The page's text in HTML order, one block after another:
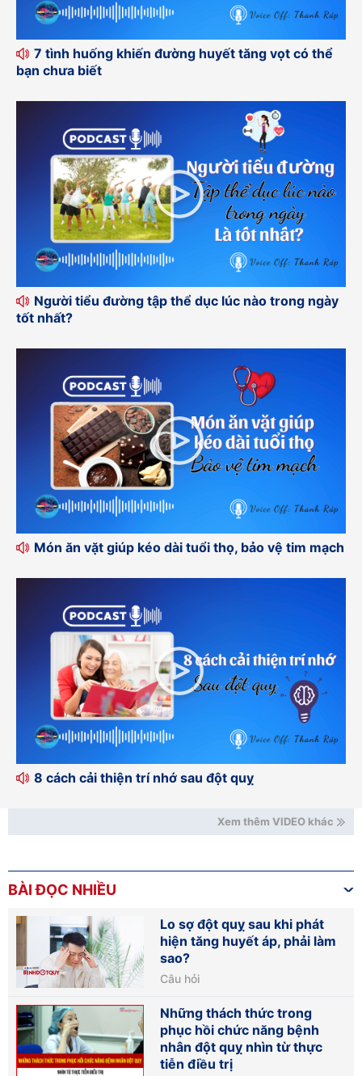
7 tình huống khiến đường huyết tăng vọt có thể
bạn chưa biết
Người tiểu đường tập thể dục lúc nào trong ngày
tốt nhất?
Món ăn vặt giúp kéo dài tuổi thọ, bảo vệ tim mạch
8 cách cải thiện trí nhớ sau đột quỵ
Xem thêm VIDEO khác
BÀI ĐỌC NHIỀU
Lo sợ đột quỵ sau khi phát
hiện tăng huyết áp, phải làm
sao?
Câu hỏi
Những thách thức trong
phục hồi chức năng bệnh
nhân đột quỵ nhìn từ thực
tiễn điều trị